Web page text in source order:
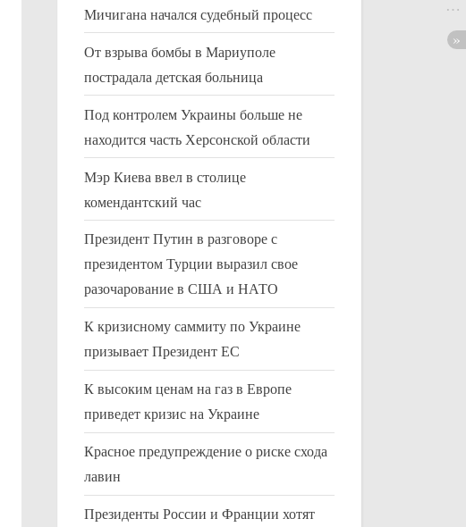
ООН обсудит Афганистан и
новую резолюцию
Uncategorized
Мичигана начался судебный процесс
От взрыва бомбы в Мариуполе
пострадала детская больница
Под контролем Украины больше не
находится часть Херсонской области
Мэр Киева ввел в столице
комендантский час
Президент Путин в разговоре с
президентом Турции выразил свое
разочарование в США и НАТО
К кризисному саммиту по Украине
призывает Президент ЕС
К высоким ценам на газ в Европе
приведет кризис на Украине
Красное предупреждение о риске схода
лавин
Президенты России и Франции хотят